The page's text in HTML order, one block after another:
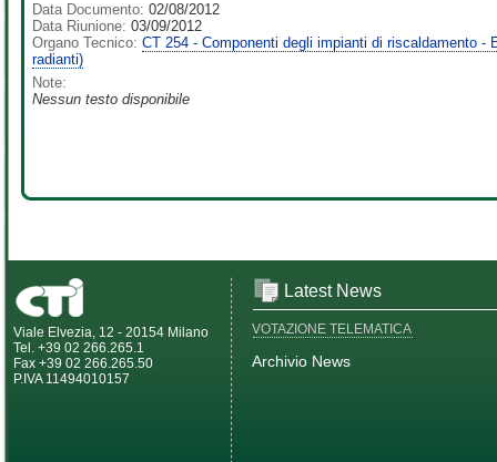
Data Documento: 02/08/2012
Data Riunione: 03/09/2012
Organo Tecnico: CT 254 - Componenti degli impianti di riscaldamento
radianti)
Note:
Nessun testo disponibile
Viale Elvezia, 12 - 20154 Milano
Tel. +39 02 266.265.1
Fax +39 02 266.265.50
P.IVA 11494010157
Latest News
VOTAZIONE TELEMATICA
Archivio News